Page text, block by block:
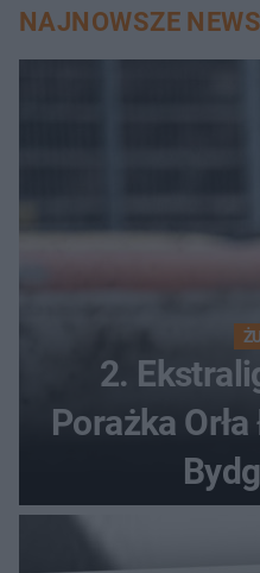
NAJNOWSZE
2.
Porażka